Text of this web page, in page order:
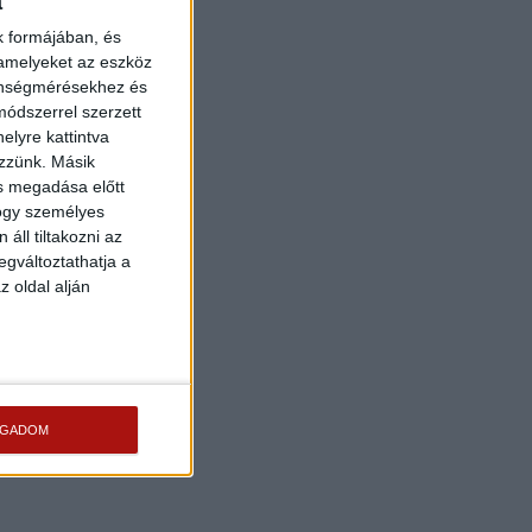
formájában, és
az eszköz
és
szerzett
kattintva
Másik
megadása előtt
személyes
áll tiltakozni az
a
oldal alján